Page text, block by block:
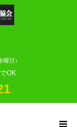
曜日）
OK